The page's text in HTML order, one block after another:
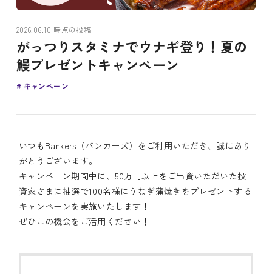
2026.06.10 時点の投稿
がっつりスタミナでウナギ登り！夏の
鰻プレゼントキャンペーン
キャンペーン
いつもBankers（バンカーズ）をご利用いただき、誠にあり
がとうございます。
キャンペーン期間中に、50万円以上をご出資いただいた投
資家さまに抽選で100名様にうなぎ蒲焼きをプレゼントする
キャンペーンを実施いたします！
ぜひこの機会をご活用ください！